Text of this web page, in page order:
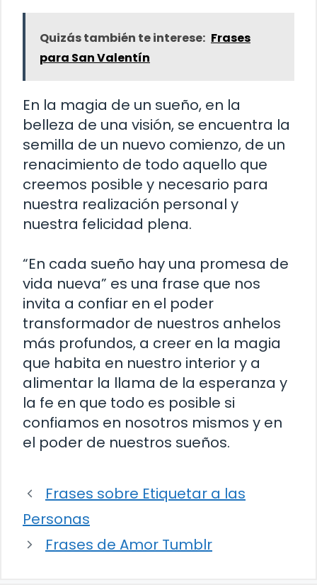
Quizás también te interese: Frases
para San Valentín
En la magia de un sueño, en la
belleza de una visión, se encuentra la
semilla de un nuevo comienzo, de un
renacimiento de todo aquello que
creemos posible y necesario para
nuestra realización personal y
nuestra felicidad plena.
“En cada sueño hay una promesa de
vida nueva” es una frase que nos
invita a confiar en el poder
transformador de nuestros anhelos
más profundos, a creer en la magia
que habita en nuestro interior y a
alimentar la llama de la esperanza y
la fe en que todo es posible si
confiamos en nosotros mismos y en
el poder de nuestros sueños.
Frases sobre Etiquetar a las
Personas
Frases de Amor Tumblr